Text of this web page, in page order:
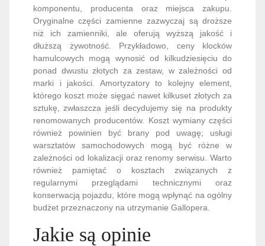
komponentu, producenta oraz miejsca zakupu.
Oryginalne części zamienne zazwyczaj są droższe
niż ich zamienniki, ale oferują wyższą jakość i
dłuższą żywotność. Przykładowo, ceny klocków
hamulcowych mogą wynosić od kilkudziesięciu do
ponad dwustu złotych za zestaw, w zależności od
marki i jakości. Amortyzatory to kolejny element,
którego koszt może sięgać nawet kilkuset złotych za
sztukę, zwłaszcza jeśli decydujemy się na produkty
renomowanych producentów. Koszt wymiany części
również powinien być brany pod uwagę; usługi
warsztatów samochodowych mogą być różne w
zależności od lokalizacji oraz renomy serwisu. Warto
również pamiętać o kosztach związanych z
regularnymi przeglądami technicznymi oraz
konserwacją pojazdu, które mogą wpłynąć na ogólny
budżet przeznaczony na utrzymanie Gallopera.
Jakie są opinie